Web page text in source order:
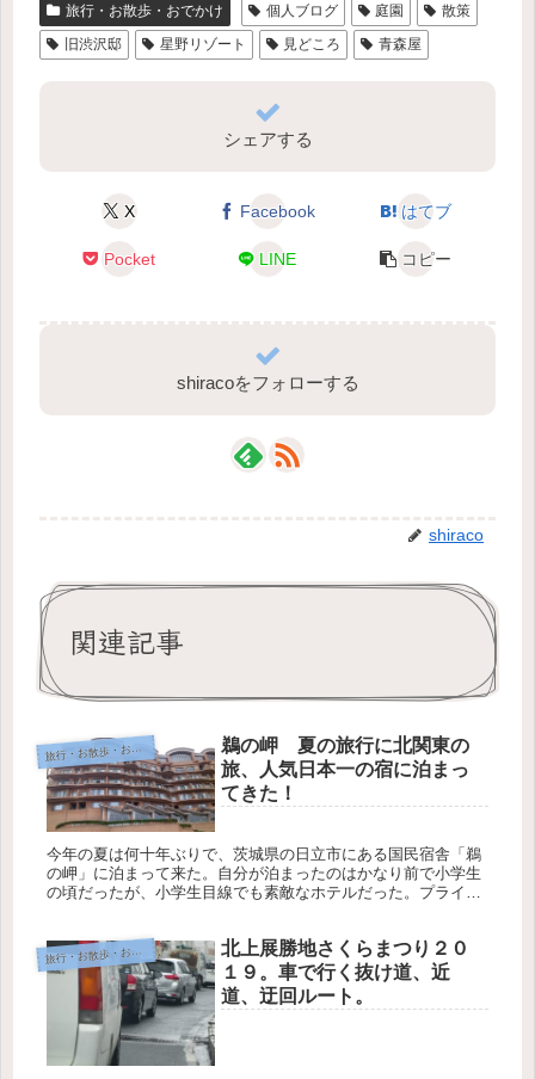
旅行・お散歩・おでかけ 個人ブログ 庭園
散策
旧渋沢邸
星野リゾート 見どころ 青森屋
シェアする
X Facebook はてブ
Pocket LINE コピー
shiracoをフォローする
shiraco
関連記事
旅
行・お散歩・おでかけ
鵜の岬 夏の旅行に北関東の
旅、人気日本一の宿に泊まっ
てきた！
今年の夏は何十年ぶりで、茨城県の日立市にある国民宿舎「鵜
の岬」に泊まって来た。自分が泊まったのはかなり前で小学生
の頃だったが、小学生目線でも素敵なホテルだった。プライベ
旅
行・お散歩・おでかけ
北上展勝地さくらまつり２０
１９。車で行く抜け道、近
道、迂回ルート。